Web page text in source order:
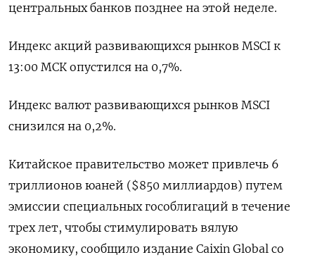
центральных банков позднее на этой неделе.
Индекс акций развивающихся рынков MSCI к
13:00 МСК опустился на 0,7%.
Индекс валют развивающихся рынков MSCI
снизился на 0,2%.
Китайское правительство может привлечь 6
триллионов юаней ($850 миллиардов) путем
эмиссии специальных гособлигаций в течение
трех лет, чтобы стимулировать вялую
экономику, сообщило издание Caixin Global со